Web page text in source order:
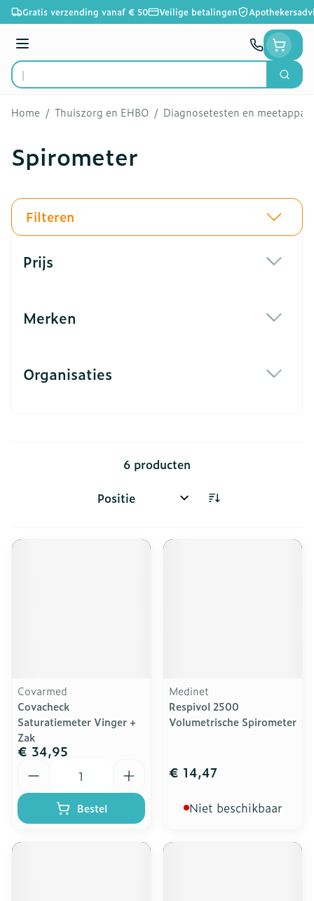
Ga naar de inhoud
Gratis verzending vanaf € 50 Veilige betalingen
Menu
Product, merk, categorie...
Zoek
Home / Thuiszorg en EHBO / Diagnosetesten en
Spirometer
Filteren
Prijs
Merken
Organisaties
6 producten
Sorteer op:
Covarmed
Covacheck
Saturatiemeter Vinger +
Zak
€ 34,95
Bestel
Medinet
Respivol 2500
Volumetrische Spirometer
€ 14,47
Niet beschikbaar